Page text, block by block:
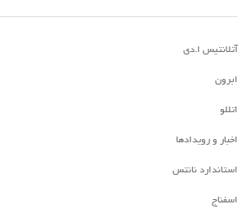
آتلانتیس ا.دی
ابرون
اتللو
اخبار و رویدادها
استاندارد نانتس
اسفناج